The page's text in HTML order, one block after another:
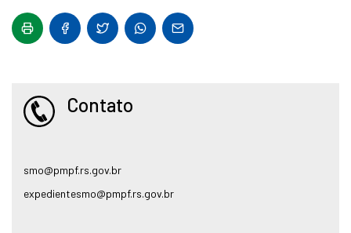
Contato
smo@pmpf.rs.gov.br
expedientesmo@pmpf.rs.gov.br